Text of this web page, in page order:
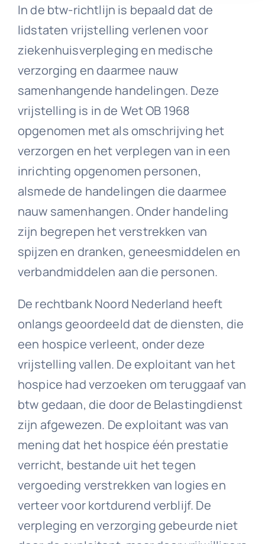
In de btw-richtlijn is bepaald dat de
lidstaten vrijstelling verlenen voor
ziekenhuisverpleging en medische
verzorging en daarmee nauw
samenhangende handelingen. Deze
vrijstelling is in de Wet OB 1968
opgenomen met als omschrijving het
verzorgen en het verplegen van in een
inrichting opgenomen personen,
alsmede de handelingen die daarmee
nauw samenhangen. Onder handeling
zijn begrepen het verstrekken van
spijzen en dranken, geneesmiddelen en
verbandmiddelen aan die personen.
De rechtbank Noord Nederland heeft
onlangs geoordeeld dat de diensten, die
een hospice verleent, onder deze
vrijstelling vallen. De exploitant van het
hospice had verzoeken om teruggaaf van
btw gedaan, die door de Belastingdienst
zijn afgewezen. De exploitant was van
mening dat het hospice één prestatie
verricht, bestande uit het tegen
vergoeding verstrekken van logies en
verteer voor kortdurend verblijf. De
verpleging en verzorging gebeurde niet